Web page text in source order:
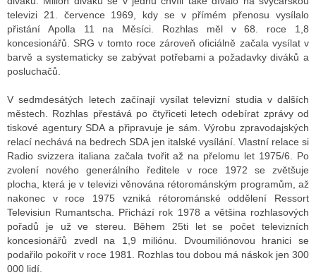
televizi 21. července 1969, kdy se v přímém přenosu vysílalo
přistání Apolla 11 na Měsíci. Rozhlas měl v 68. roce 1,8
koncesionářů. SRG v tomto roce zároveň oficiálně začala vysílat v
barvě a systematicky se zabývat potřebami a požadavky diváků a
posluchačů.
V sedmdesátých letech začínají vysílat televizní studia v dalších
městech. Rozhlas přestává po čtyřiceti letech odebírat zprávy od
tiskové agentury SDA a připravuje je sám. Výrobu zpravodajských
relací nechává na bedrech SDA jen italské vysílání. Vlastní relace si
Radio svizzera italiana začala tvořit až na přelomu let 1975/6. Po
zvolení nového generálního ředitele v roce 1972 se zvětšuje
plocha, která je v televizi věnována rétorománským programům, až
nakonec v roce 1975 vzniká rétorománské oddělení Ressort
Televisiun Rumantscha. Přichází rok 1978 a většina rozhlasových
pořadů je už ve stereu. Během 25ti let se počet televizních
koncesionářů zvedl na 1,9 miliónu. Dvoumiliónovou hranici se
podařilo pokořit v roce 1981. Rozhlas tou dobou má náskok jen 300
000 lidí.